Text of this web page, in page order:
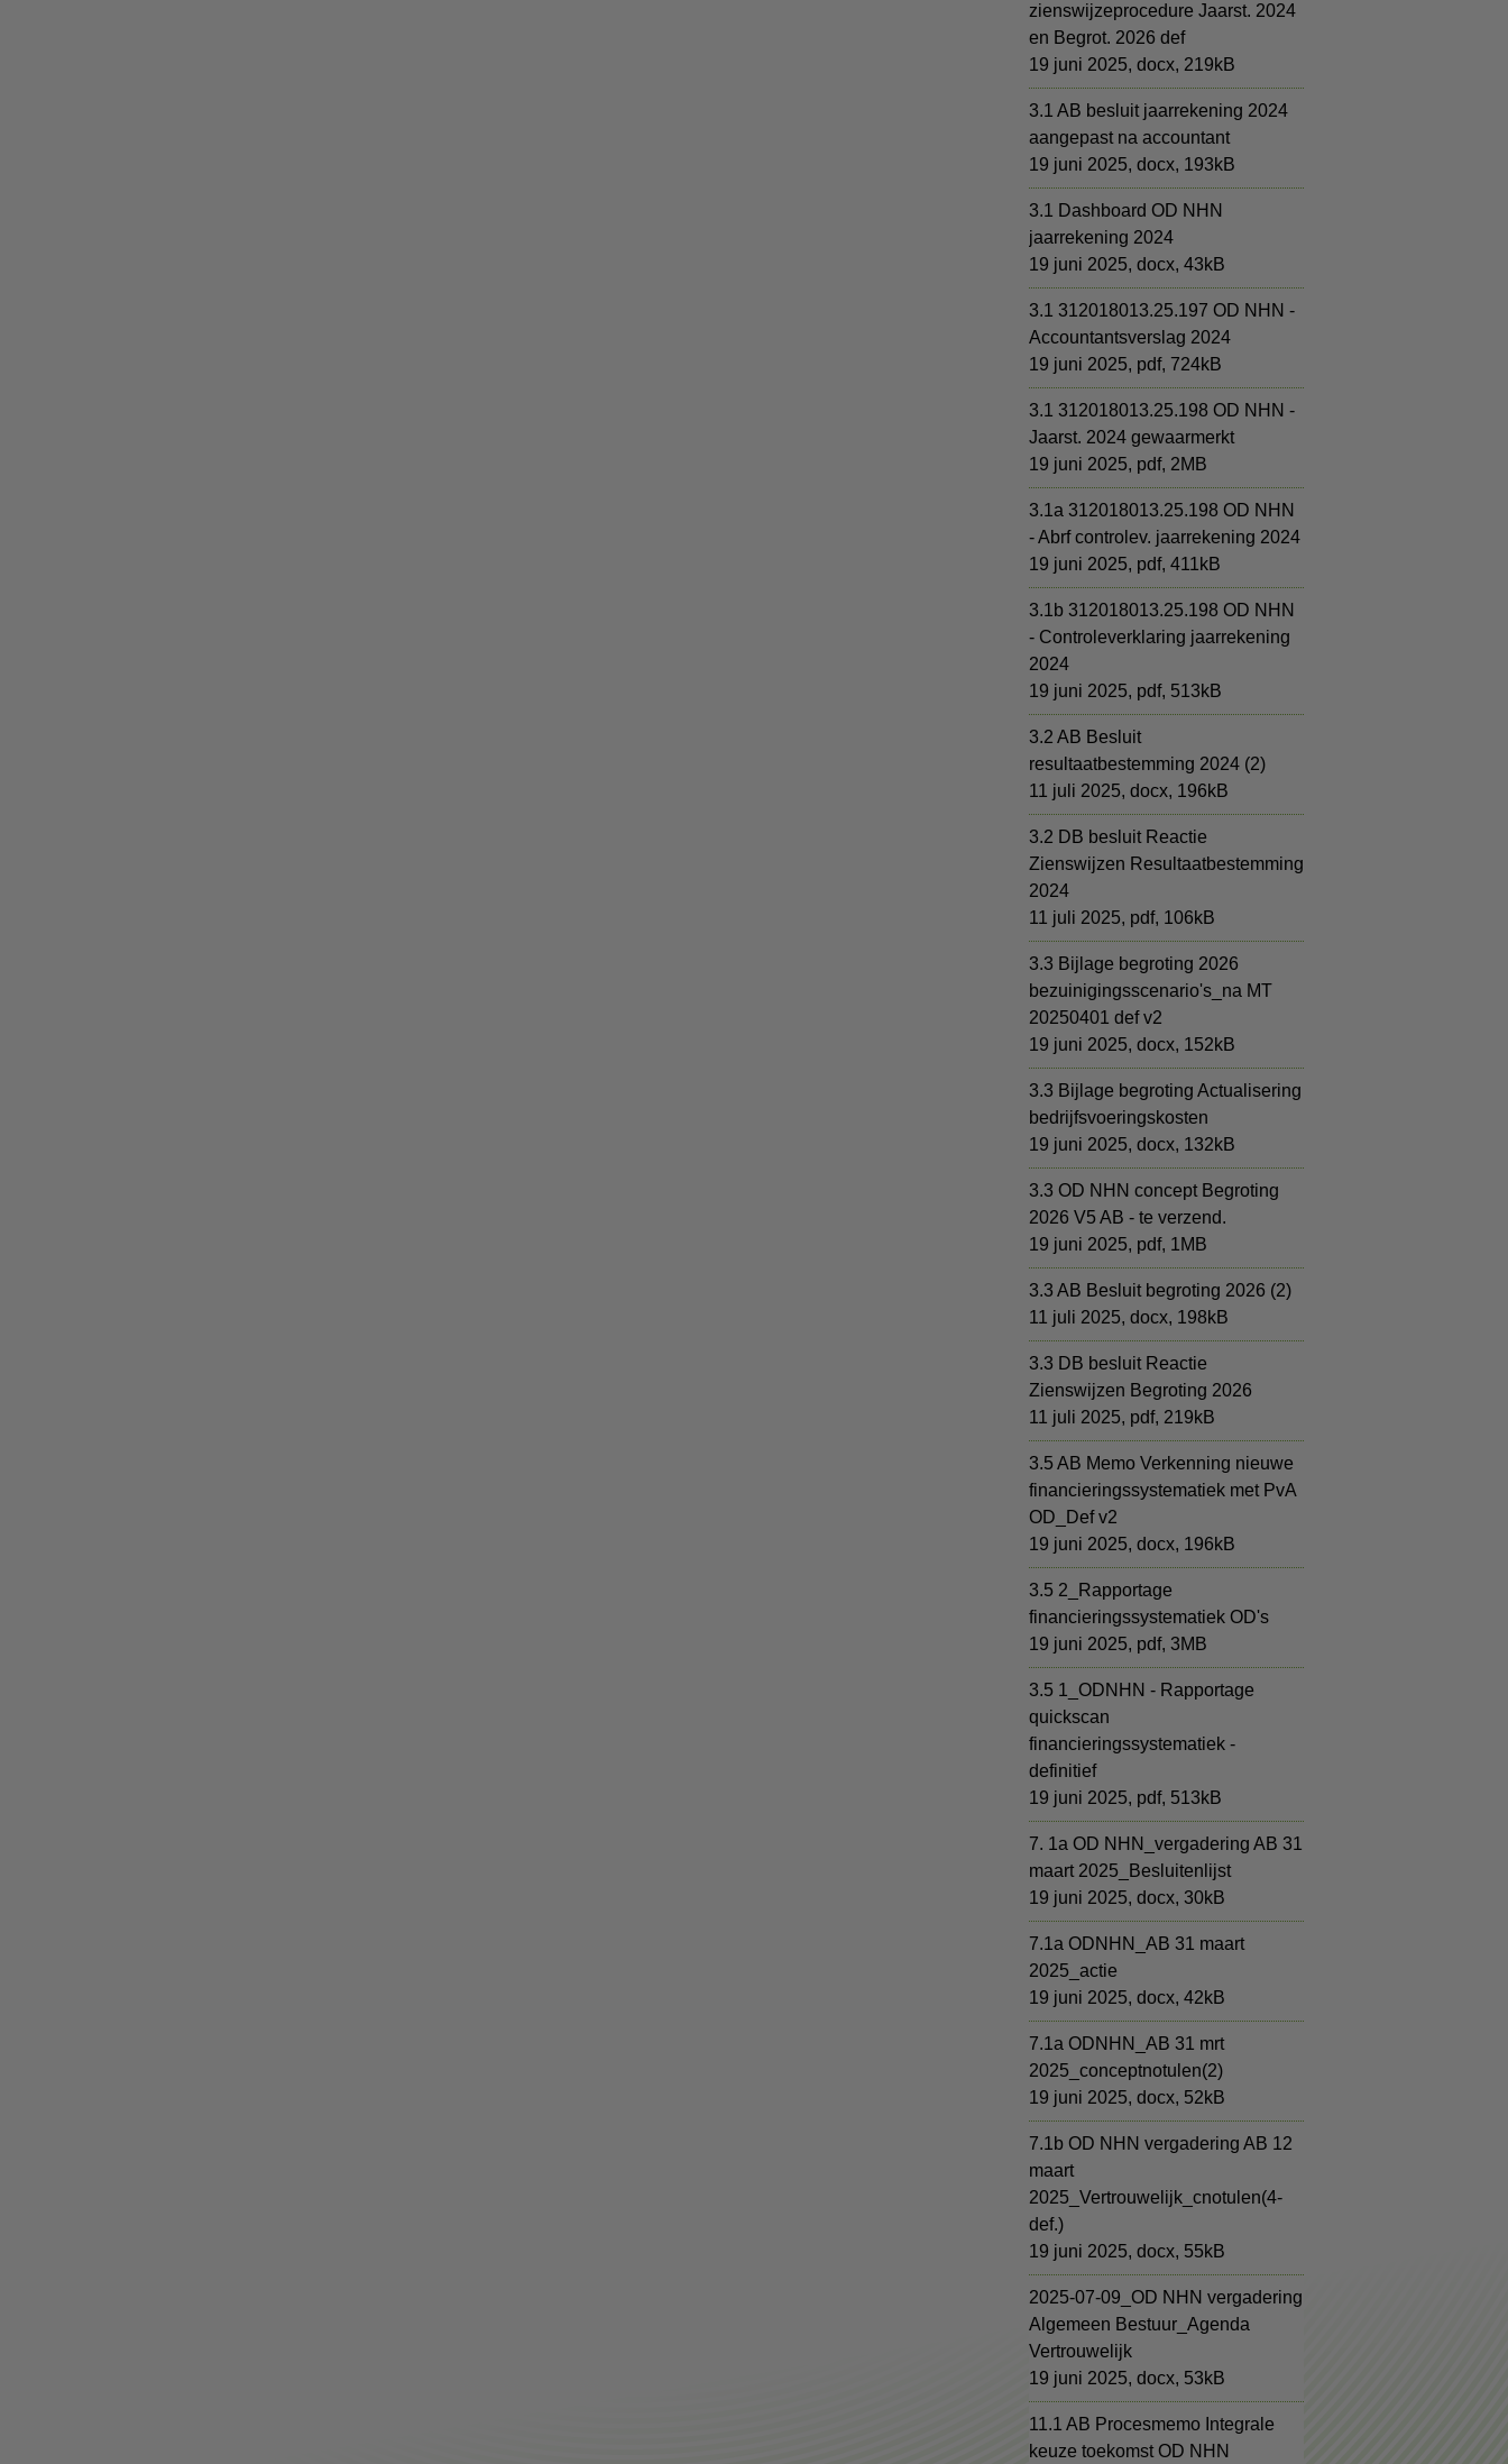
zienswijzeprocedure Jaarst. 2024
en Begrot. 2026 def
19 juni 2025, docx, 219kB
3.1 AB besluit jaarrekening 2024
aangepast na accountant
19 juni 2025, docx, 193kB
3.1 Dashboard OD NHN
jaarrekening 2024
19 juni 2025, docx, 43kB
3.1 312018013.25.197 OD NHN -
Accountantsverslag 2024
19 juni 2025, pdf, 724kB
3.1 312018013.25.198 OD NHN -
Jaarst. 2024 gewaarmerkt
19 juni 2025, pdf, 2MB
3.1a 312018013.25.198 OD NHN
- Abrf controlev. jaarrekening 2024
19 juni 2025, pdf, 411kB
3.1b 312018013.25.198 OD NHN
- Controleverklaring jaarrekening
2024
19 juni 2025, pdf, 513kB
3.2 AB Besluit
resultaatbestemming 2024 (2)
11 juli 2025, docx, 196kB
3.2 DB besluit Reactie
Zienswijzen Resultaatbestemming
2024
11 juli 2025, pdf, 106kB
3.3 Bijlage begroting 2026
bezuinigingsscenario's_na MT
20250401 def v2
19 juni 2025, docx, 152kB
3.3 Bijlage begroting Actualisering
bedrijfsvoeringskosten
19 juni 2025, docx, 132kB
3.3 OD NHN concept Begroting
2026 V5 AB - te verzend.
19 juni 2025, pdf, 1MB
3.3 AB Besluit begroting 2026 (2)
11 juli 2025, docx, 198kB
3.3 DB besluit Reactie
Zienswijzen Begroting 2026
11 juli 2025, pdf, 219kB
3.5 AB Memo Verkenning nieuwe
financieringssystematiek met PvA
OD_Def v2
19 juni 2025, docx, 196kB
3.5 2_Rapportage
financieringssystematiek OD's
19 juni 2025, pdf, 3MB
3.5 1_ODNHN - Rapportage
quickscan
financieringssystematiek -
definitief
19 juni 2025, pdf, 513kB
7. 1a OD NHN_vergadering AB 31
maart 2025_Besluitenlijst
19 juni 2025, docx, 30kB
7.1a ODNHN_AB 31 maart
2025_actie
19 juni 2025, docx, 42kB
7.1a ODNHN_AB 31 mrt
2025_conceptnotulen(2)
19 juni 2025, docx, 52kB
7.1b OD NHN vergadering AB 12
maart
2025_Vertrouwelijk_cnotulen(4-
def.)
19 juni 2025, docx, 55kB
2025-07-09_OD NHN vergadering
Algemeen Bestuur_Agenda
Vertrouwelijk
19 juni 2025, docx, 53kB
11.1 AB Procesmemo Integrale
keuze toekomst OD NHN